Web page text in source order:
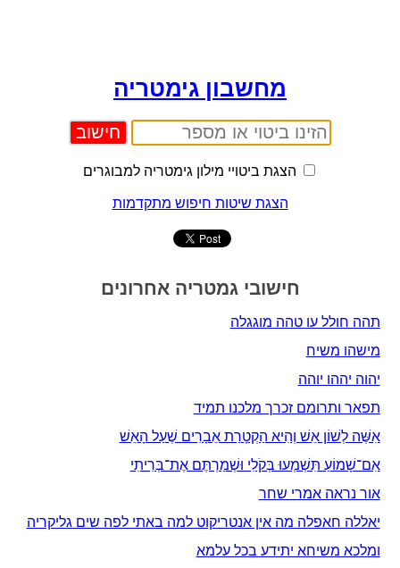
מחשבון גימטריה
הצגת ביטויי מילון גימטריה למבוגרים
הצגת שיטות חיפוש מתקדמות
חישובי גמטריה אחרונים
תהה חולל עו טהה מוגגלה
מישהו משיח
יהוה יההו יוהה
תפאר ותרומם זכרך מלכנו תמיד
אִשֶּׁה לְשׁוֹן אֵשׁ וְהִיא הַקְטָרַת אֵבָרִים שֶׁעַל הָאֵשׁ
אִם־שָׁמוֹעַ תִּשְׁמְעוּ בְּקֹלִי וּשְׁמַרְתֶּם אֶת־בְּרִיתִי
אור נראה אמרי שחר
יאללה חאפלה מה אין אנטריקוט למה באתי לפה שים גליקריה
ומלכא משיחא יתידע בכל עלמא